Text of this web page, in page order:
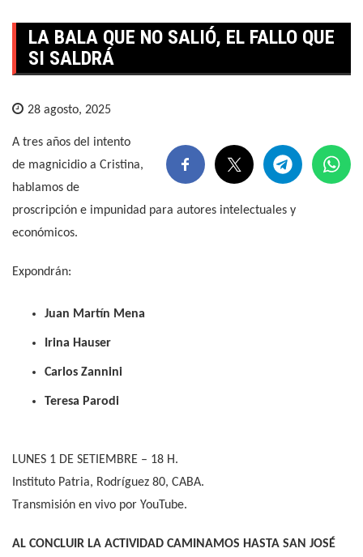
LA BALA QUE NO SALIÓ, EL FALLO QUE
SI SALDRÁ
28 agosto, 2025
A tres años del intento
de magnicidio a Cristina,
hablamos de
proscripción e impunidad para autores intelectuales y
económicos.
Expondrán:
Juan Martín Mena
Irina Hauser
Carlos Zannini
Teresa Parodi
LUNES 1 DE SETIEMBRE – 18 H.
Instituto Patria, Rodríguez 80, CABA.
Transmisión en vivo por YouTube.
AL CONCLUIR LA ACTIVIDAD CAMINAMOS HASTA SAN JOSÉ